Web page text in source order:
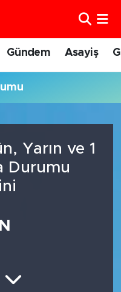
Gündem Asayiş
Yarın ve 1
Durumu
ve Fikstür